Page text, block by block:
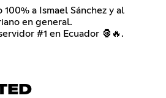
a Ismael Sánchez y al
en general.
#1 en Ecuador 🦍🔥.